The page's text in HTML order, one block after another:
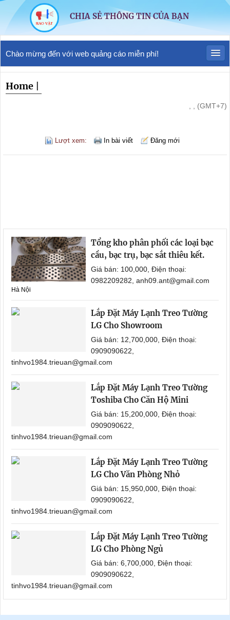
CHIA SẺ THÔNG TIN CỦA BẠN
Chào mừng đến với web quảng cáo miễn phí!
Home
, , (GMT+7)
Lượt xem: In bài viết Đăng mới
Tổng kho phân phối các loại bạc
cầu, bạc trụ, bạc sắt thiêu kết.
Giá bán: 100,000, Điện thoại:
0982209282, anh09.ant@gmail.com
Hà Nội
Lắp Đặt Máy Lạnh Treo Tường
LG Cho Showroom
Giá bán: 12,700,000, Điện thoại:
0909090622,
tinhvo1984.trieuan@gmail.com
Lắp Đặt Máy Lạnh Treo Tường
Toshiba Cho Căn Hộ Mini
Giá bán: 15,200,000, Điện thoại:
0909090622,
tinhvo1984.trieuan@gmail.com
Lắp Đặt Máy Lạnh Treo Tường
LG Cho Văn Phòng Nhỏ
Giá bán: 15,950,000, Điện thoại:
0909090622,
tinhvo1984.trieuan@gmail.com
Lắp Đặt Máy Lạnh Treo Tường
LG Cho Phòng Ngủ
Giá bán: 6,700,000, Điện thoại:
0909090622,
tinhvo1984.trieuan@gmail.com